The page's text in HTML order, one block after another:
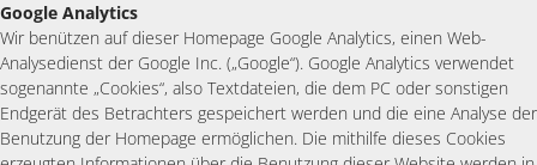
Google Analytics
Wir benützen auf dieser Homepage Google Analytics, einen Web-
Analysedienst der Google Inc. („Google“). Google Analytics verwendet
sogenannte „Cookies“, also Textdateien, die dem PC oder sonstigen
Endgerät des Betrachters gespeichert werden und die eine Analyse der
Benutzung der Homepage ermöglichen. Die mithilfe dieses Cookies